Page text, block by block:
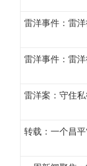
雷洋事件：雷
雷洋事件：雷
雷洋案：守住
转载：一个昌